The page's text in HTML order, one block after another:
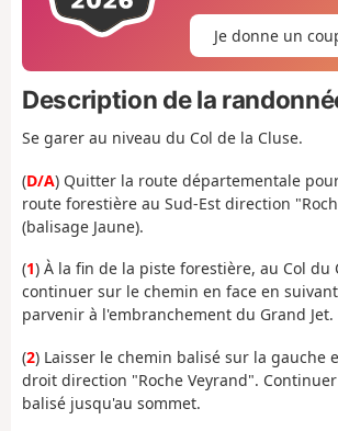
Je donne un
Description de la
Se garer au niveau du Col de la Cluse.
(D/A) Quitter la route départementale
route forestière au Sud-Est direction
(balisage Jaune).
(1) À la fin de la piste forestière, au Col du
continuer sur le chemin en face en
parvenir à l'embranchement du Grand Jet.
(2) Laisser le chemin balisé sur la gauche
droit direction "Roche Veyrand".
balisé jusqu'au sommet.